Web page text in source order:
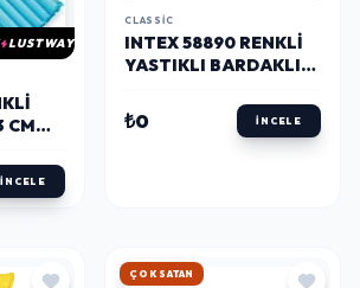
LUSTWAY
CM
İNCELE
CLASSIC
INTEX 58890 RENKLI
YASTIKLI BARDAKLI
₺0 İNCELE
ÇOK SATAN